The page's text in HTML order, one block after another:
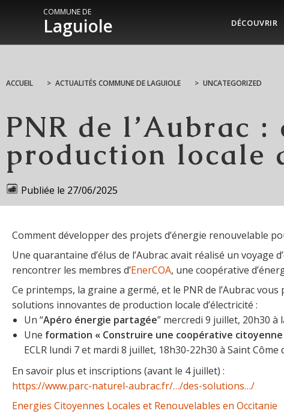
COMMUNE DE
Laguiole DÉCOUVRIR
ACCUEIL > ACTUALITÉS COMMUNE DE LAGUIOLE > UNCATEGORIZED
PNR de l’Aubrac
production locale
Publiée le 27/06/2025
Comment développer des projets d’énergie renouvelable
Une quarantaine d’élus de l’Aubrac avait réalisé un voyage
rencontrer les membres d’EnerCOA, une coopérative
Ce printemps, la graine a germé, et le PNR de l’Aubrac
solutions innovantes de production locale d’électricité :
Un “Apéro énergie partagée” mercredi 9 juillet, 20h30 à
Une formation « Construire une coopérative citoyenne
ECLR lundi 7 et mardi 8 juillet, 18h30-22h30 à Saint Côme
En savoir plus et inscriptions (avant le 4 juillet) :
https://www.parc-naturel-aubrac.fr/…/des-solutions…/
Energies Citoyennes Locales et Renouvelables en Occitanie